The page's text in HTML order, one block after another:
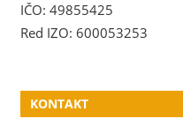
IČO: 49855425
Red IZO: 600053253
KONTAKT